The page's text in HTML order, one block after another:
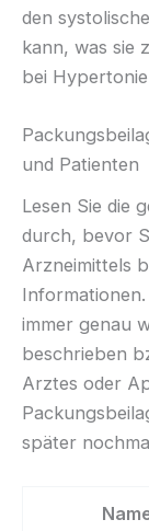
den
kann, was sie
bei
und Patienten
Lesen Sie die
durch, bevor
Arzneimittels
immer genau
beschrieben
Arztes oder
später